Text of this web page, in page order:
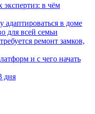
в чём
в доме
для всей семьи
ремонт замков,
и с чего начать
дня